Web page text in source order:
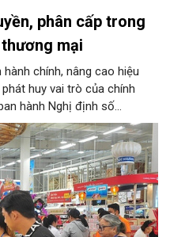
phân cấp trong
mại
chính, nâng cao hiệu
huy vai trò của chính
hành Nghị định số
định về phân quyền, phân
mại. Trong đó, lĩnh
có nhiều nội dung quan
góp phần đưa hoạt động
dân hơn.